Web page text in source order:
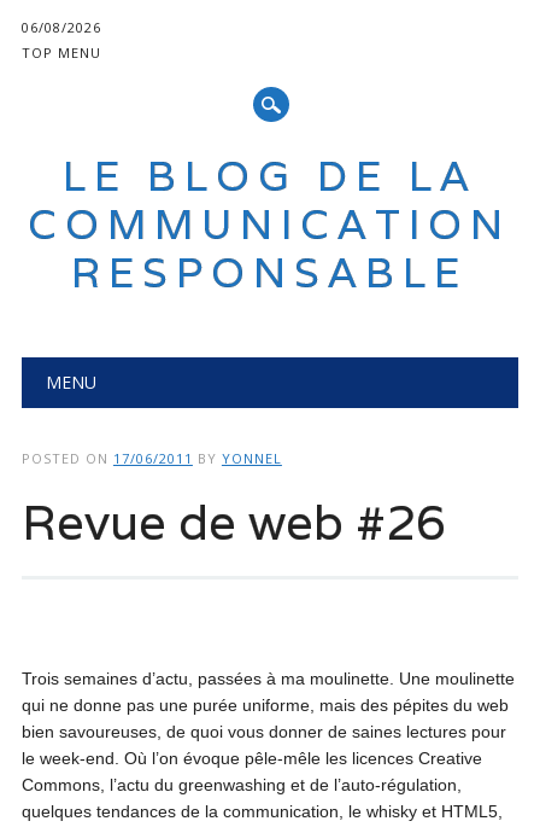
06/08/2026
TOP MENU
LE BLOG DE LA
COMMUNICATION
RESPONSABLE
Main menu
MENU
POSTED ON 17/06/2011 BY YONNEL
Revue de web #26
Trois semaines d’actu, passées à ma moulinette. Une moulinette
qui ne donne pas une purée uniforme, mais des pépites du web
bien savoureuses, de quoi vous donner de saines lectures pour
le week-end. Où l’on évoque pêle-mêle les licences Creative
Commons, l’actu du greenwashing et de l’auto-régulation,
quelques tendances de la communication, le whisky et HTML5,